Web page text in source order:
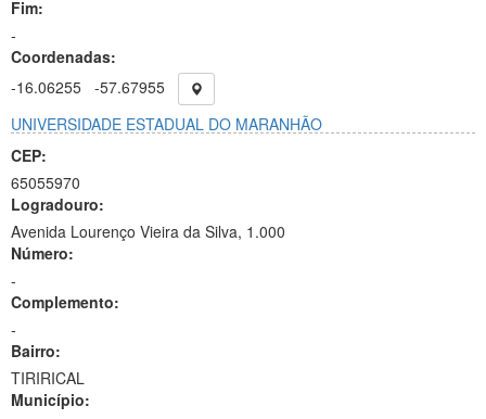
Fim:
-
Coordenadas:
-16.06255 -57.67955
UNIVERSIDADE ESTADUAL DO MARANHÃO
CEP:
65055970
Logradouro:
Avenida Lourenço Vieira da Silva, 1.000
Número:
-
Complemento:
-
Bairro:
TIRIRICAL
Município: